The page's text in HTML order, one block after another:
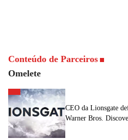
Conteúdo de Parceiros
Omelete
CEO da Lionsgate
Warner Bros.